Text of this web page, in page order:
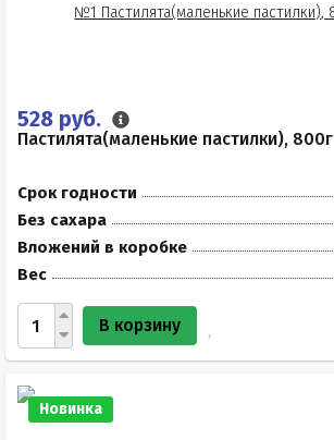
528 руб.
Пастилята(маленькие пастилки), 800г
Срок годности
Без сахара
Вложений в коробке
Вес
В корзину
Новинка